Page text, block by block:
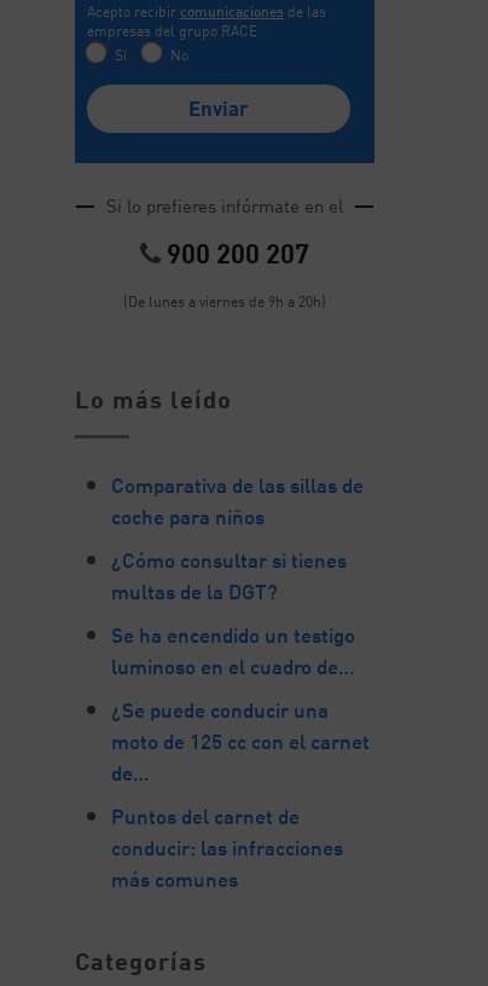
Acepto recibir comunicaciones de las
empresas del grupo RACE
Sí
No
Si lo prefieres infórmate en el
900 200 207
(De lunes a viernes de 9h a 20h)
Lo más leído
Comparativa de las sillas de
coche para niños
¿Cómo consultar si tienes
multas de la DGT?
Se ha encendido un testigo
luminoso en el cuadro de…
¿Se puede conducir una
moto de 125 cc con el carnet
de…
Puntos del carnet de
conducir: las infracciones
más comunes
Categorías